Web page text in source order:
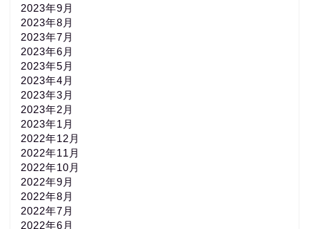
2023年9月
2023年8月
2023年7月
2023年6月
2023年5月
2023年4月
2023年3月
2023年2月
2023年1月
2022年12月
2022年11月
2022年10月
2022年9月
2022年8月
2022年7月
2022年6月